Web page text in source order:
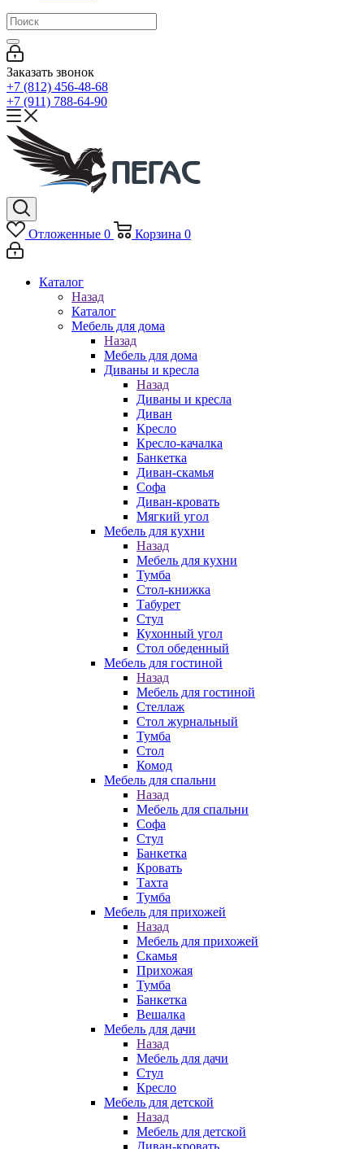
Заказать звонок
+7 (812) 456-48-68
+7 (911) 788-64-90
Отложенные 0 Корзина 0
Каталог
Назад
Каталог
Мебель для дома
Назад
Мебель для дома
Диваны и кресла
Назад
Диваны и кресла
Диван
Кресло
Кресло-качалка
Банкетка
Диван-скамья
Софа
Диван-кровать
Мягкий угол
Мебель для кухни
Назад
Мебель для кухни
Тумба
Стол-книжка
Табурет
Стул
Кухонный угол
Стол обеденный
Мебель для гостиной
Назад
Мебель для гостиной
Стеллаж
Стол журнальный
Тумба
Стол
Комод
Мебель для спальни
Назад
Мебель для спальни
Софа
Стул
Банкетка
Кровать
Тахта
Тумба
Мебель для прихожей
Назад
Мебель для прихожей
Скамья
Прихожая
Тумба
Банкетка
Вешалка
Мебель для дачи
Назад
Мебель для дачи
Стул
Кресло
Мебель для детской
Назад
Мебель для детской
Диван-кровать